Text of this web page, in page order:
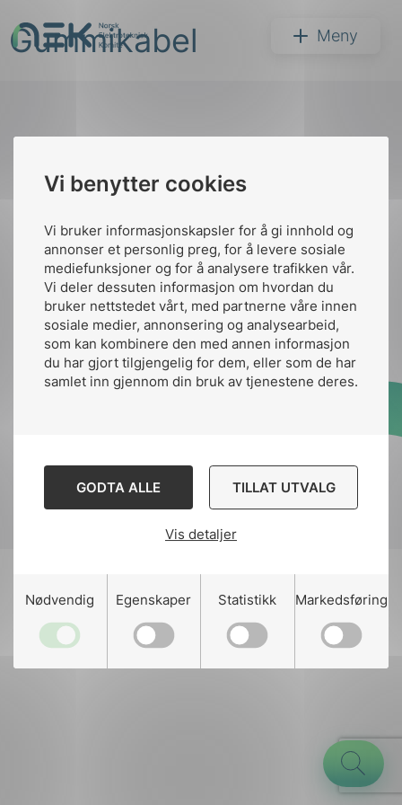
Vi benytter cookies
Vi bruker informasjonskapsler for å gi innhold og
annonser et personlig preg, for å levere sosiale
mediefunksjoner og for å analysere trafikken vår.
Vi deler dessuten informasjon om hvordan du
bruker nettstedet vårt, med partnerne våre innen
sosiale medier, annonsering og analysearbeid,
som kan kombinere den med annen informasjon
du har gjort tilgjengelig for dem, eller som de har
samlet inn gjennom din bruk av tjenestene deres.
GODTA ALLE TILLAT UTVALG
Vis detaljer
Nødvendig Egenskaper Statistikk Markedsføring
til
innhold
NEK Meny
Søk
Gummikabel
Kontakt oss
Ansatte
nek@nek.no
Kontakt
Bruk av Cookies